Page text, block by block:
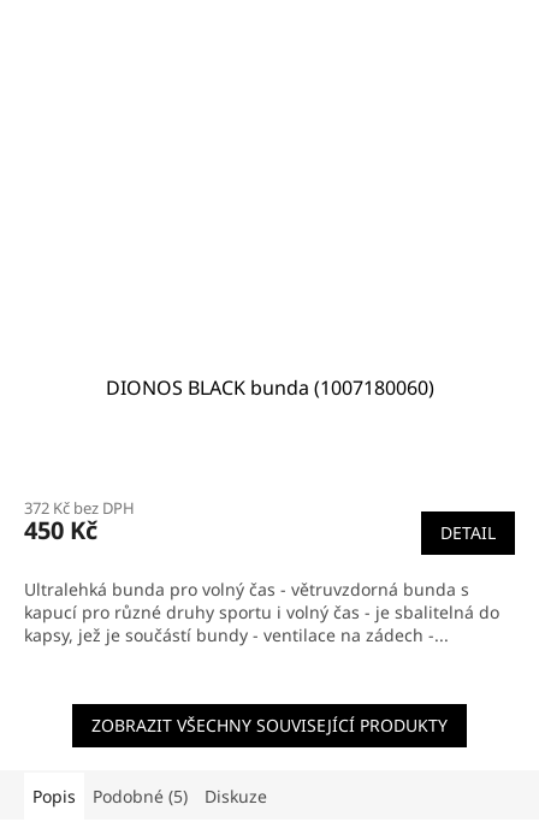
DIONOS BLACK bunda (1007180060)
372 Kč bez DPH
450 Kč DETAIL
Ultralehká bunda pro volný čas - větruvzdorná bunda s
kapucí pro různé druhy sportu i volný čas - je sbalitelná do
kapsy, jež je součástí bundy - ventilace na zádech -...
ZOBRAZIT VŠECHNY SOUVISEJÍCÍ PRODUKTY
Popis Podobné (5) Diskuze